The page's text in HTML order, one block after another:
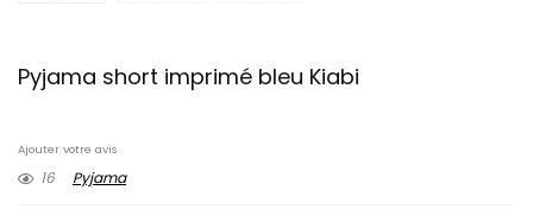
Pyjama short imprimé bleu Kiabi
Ajouter votre avis
16 Pyjama